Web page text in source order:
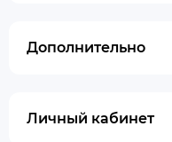
Дополнительно
Личный кабинет